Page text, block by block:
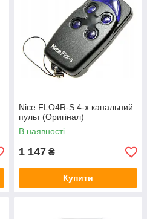
Nice FLO4R-S 4-х канальний
пульт (Оригінал)
В наявності
1 147 ₴
Купити